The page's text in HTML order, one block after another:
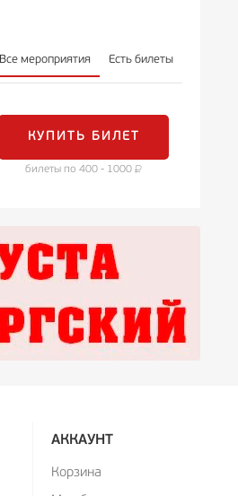
Все мероприятия Есть билеты
КУПИТЬ БИЛЕТ
билеты по 400 - 1000
АККАУНТ
Корзина